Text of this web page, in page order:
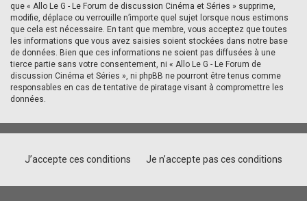
que « Allo Le G - Le Forum de discussion Cinéma et Séries » supprime,
modifie, déplace ou verrouille n’importe quel sujet lorsque nous estimons
que cela est nécessaire. En tant que membre, vous acceptez que toutes
les informations que vous avez saisies soient stockées dans notre base
de données. Bien que ces informations ne soient pas diffusées à une
tierce partie sans votre consentement, ni « Allo Le G - Le Forum de
discussion Cinéma et Séries », ni phpBB ne pourront être tenus comme
responsables en cas de tentative de piratage visant à compromettre les
données.